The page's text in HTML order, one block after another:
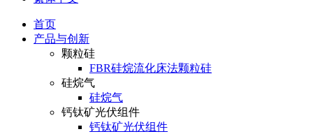
首页
产品与创新
颗粒硅
FBR硅烷流化床法颗粒硅
硅烷气
硅烷气
钙钛矿光伏组件
钙钛矿光伏组件